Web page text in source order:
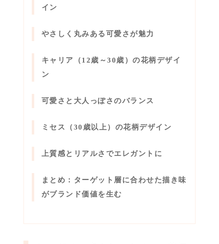
イン
やさしく丸みある可愛さが魅力
キャリア（12歳～30歳）の花柄デザイ
ン
可愛さと大人っぽさのバランス
ミセス（30歳以上）の花柄デザイン
上質感とリアルさでエレガントに
まとめ：ターゲット層に合わせた描き味
がブランド価値を生む